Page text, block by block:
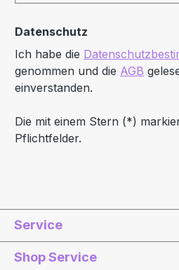
Datenschutz
Ich habe die
genommen und die AGB
einverstanden.
Die mit einem Stern (*)
Pflichtfelder.
Service
Shop Service